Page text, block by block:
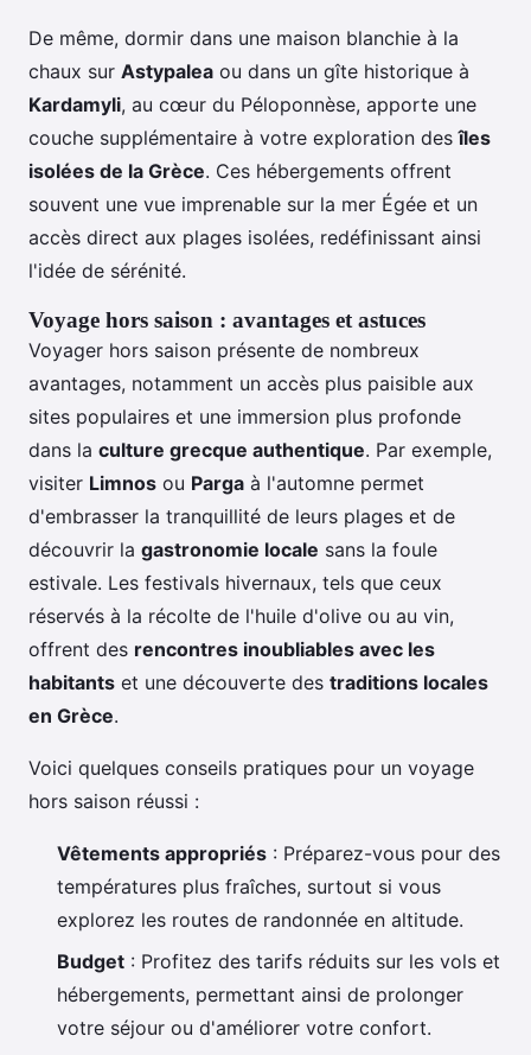
De même, dormir dans une maison blanchie à la
chaux sur Astypalea ou dans un gîte historique à
Kardamyli, au cœur du Péloponnèse, apporte une
couche supplémentaire à votre exploration desîles
isolées de la Grèce. Ces hébergements offrent
souvent une vue imprenable sur la mer Égée et un
accès direct aux plages isolées, redéfinissant ainsi
l'idée de sérénité.
Voyage hors saison : avantages et astuces
Voyager hors saison présente de nombreux
avantages, notamment un accès plus paisible aux
sites populaires et une immersion plus profonde
dans la culture grecque authentique. Par exemple,
visiter Limnos ou Parga à l'automne permet
d'embrasser la tranquillité de leurs plages et de
découvrir la gastronomie locale sans la foule
estivale. Les festivals hivernaux, tels que ceux
réservés à la récolte de l'huile d'olive ou au vin,
offrent des rencontres inoubliables avec les
habitants et une découverte des traditions locales
en Grèce.
Voici quelques conseils pratiques pour un voyage
hors saison réussi :
Vêtements appropriés : Préparez-vous pour des
températures plus fraîches, surtout si vous
explorez les routes de randonnée en altitude.
Budget : Profitez des tarifs réduits sur les vols et
hébergements, permettant ainsi de prolonger
votre séjour ou d'améliorer votre confort.